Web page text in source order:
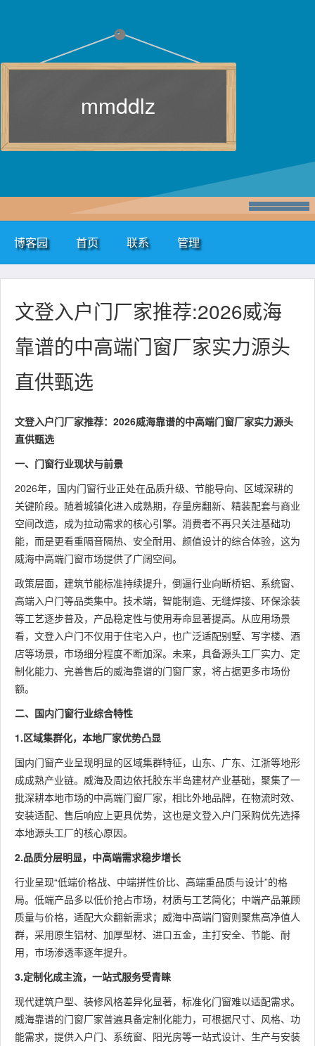
mmddlz
博客园 首页 联系 管理
文登入户门厂家推荐:2026威海
靠谱的中高端门窗厂家实力源头
直供甄选
文登入户门厂家推荐：2026威海靠谱的中高端门窗厂家实力源头
直供甄选
一、门窗行业现状与前景
2026年，国内门窗行业正处在品质升级、节能导向、区域深耕的
关键阶段。随着城镇化进入成熟期，存量房翻新、精装配套与商业
空间改造，成为拉动需求的核心引擎。消费者不再只关注基础功
能，而是更看重隔音隔热、安全耐用、颜值设计的综合体验，这为
威海中高端门窗市场提供了广阔空间。
政策层面，建筑节能标准持续提升，倒逼行业向断桥铝、系统窗、
高端入户门等品类集中。技术端，智能制造、无缝焊接、环保涂装
等工艺逐步普及，产品稳定性与使用寿命显著提高。从应用场景
看，文登入户门不仅用于住宅入户，也广泛适配别墅、写字楼、酒
店等场景，市场细分程度不断加深。未来，具备源头工厂实力、定
制化能力、完善售后的威海靠谱的门窗厂家，将占据更多市场份
额。
二、国内门窗行业综合特性
1.区域集群化，本地厂家优势凸显
国内门窗产业呈现明显的区域集群特征，山东、广东、江浙等地形
成成熟产业链。威海及周边依托胶东半岛建材产业基础，聚集了一
批深耕本地市场的中高端门窗厂家，相比外地品牌，在物流时效、
安装适配、售后响应上更具优势，这也是文登入户门采购优先选择
本地源头工厂的核心原因。
2.品质分层明显，中高端需求稳步增长
行业呈现“低端价格战、中端拼性价比、高端重品质与设计”的格
局。低端产品多以低价抢占市场，材质与工艺简化；中端产品兼顾
质量与价格，适配大众翻新需求；威海中高端门窗则聚焦高净值人
群，采用原生铝材、加厚型材、进口五金，主打安全、节能、耐
用，市场渗透率逐年提升。
3.定制化成主流，一站式服务受青睐
现代建筑户型、装修风格差异化显著，标准化门窗难以适配需求。
威海靠谱的门窗厂家普遍具备定制化能力，可根据尺寸、风格、功
能需求，提供入户门、系统窗、阳光房等一站式设计、生产与安装